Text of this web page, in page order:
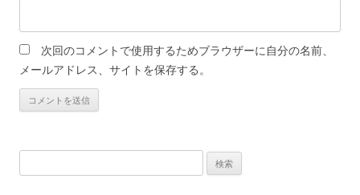
次回のコメントで使用するためブラウザーに自分の名前、
メールアドレス、サイトを保存する。
索: